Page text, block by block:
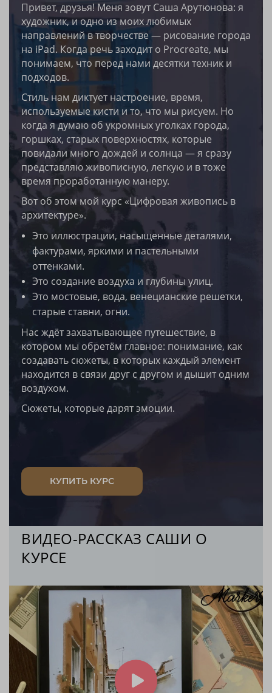
Привет, друзья! Меня зовут Саша Арутюнова: я
художник, и одно из моих любимых
направлений в творчестве — рисование города
на iPad. Когда речь заходит о Procreate, мы
понимаем, что перед нами десятки техник и
подходов.
Стиль нам диктует настроение, время,
используемые кисти и то, что мы рисуем. Но
когда я думаю об укромных уголках города,
горшках, старых поверхностях, которые
повидали много дождей и солнца — я сразу
представляю живописную, легкую и в тоже
время проработанную манеру.
Вот об этом мой курс «Цифровая живопись в
архитектуре».
Это иллюстрации, насыщенные деталями,
фактурами, яркими и пастельными
оттенками.
Это создание воздуха и глубины улиц.
Это мостовые, вода, венецианские решетки,
старые ставни, огни.
Нас ждёт захватывающее путешествие, в
котором мы обретём главное: понимание, как
создавать сюжеты, в которых каждый элемент
находится в связи друг с другом и дышит одним
воздухом.
Сюжеты, которые дарят эмоции.
КУПИТЬ КУРС
ВИДЕО-РАССКАЗ САШИ О
КУРСЕ